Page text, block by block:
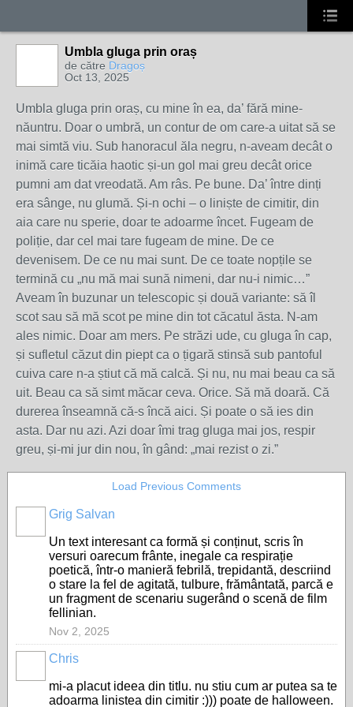
Umbla gluga prin oraș
de către Dragoș
Oct 13, 2025
Umbla gluga prin oraș, cu mine în ea, da’ fără mine-
năuntru. Doar o umbră, un contur de om care-a uitat să se
mai simtă viu. Sub hanoracul ăla negru, n-aveam decât o
inimă care ticăia haotic și-un gol mai greu decât orice
pumni am dat vreodată. Am râs. Pe bune. Da’ între dinți
era sânge, nu glumă. Și-n ochi – o liniște de cimitir, din
aia care nu sperie, doar te adoarme încet. Fugeam de
poliție, dar cel mai tare fugeam de mine. De ce
devenisem. De ce nu mai sunt. De ce toate nopțile se
termină cu „nu mă mai sună nimeni, dar nu-i nimic…”
Aveam în buzunar un telescopic și două variante: să îl
scot sau să mă scot pe mine din tot căcatul ăsta. N-am
ales nimic. Doar am mers. Pe străzi ude, cu gluga în cap,
și sufletul căzut din piept ca o țigară stinsă sub pantoful
cuiva care n-a știut că mă calcă. Și nu, nu mai beau ca să
uit. Beau ca să simt măcar ceva. Orice. Să mă doară. Că
durerea înseamnă că-s încă aici. Și poate o să ies din
asta. Dar nu azi. Azi doar îmi trag gluga mai jos, respir
greu, și-mi jur din nou, în gând: „mai rezist o zi.”
Load Previous Comments
Grig Salvan
Un text interesant ca formă și conținut, scris în
versuri oarecum frânte, inegale ca respirație
poetică, într-o manieră febrilă, trepidantă, descriind
o stare la fel de agitată, tulbure, frământată, parcă e
un fragment de scenariu sugerând o scenă de film
fellinian.
Nov 2, 2025
Chris
mi-a placut ideea din titlu. nu stiu cum ar putea sa te
adoarma linistea din cimitir :))) poate de halloween.